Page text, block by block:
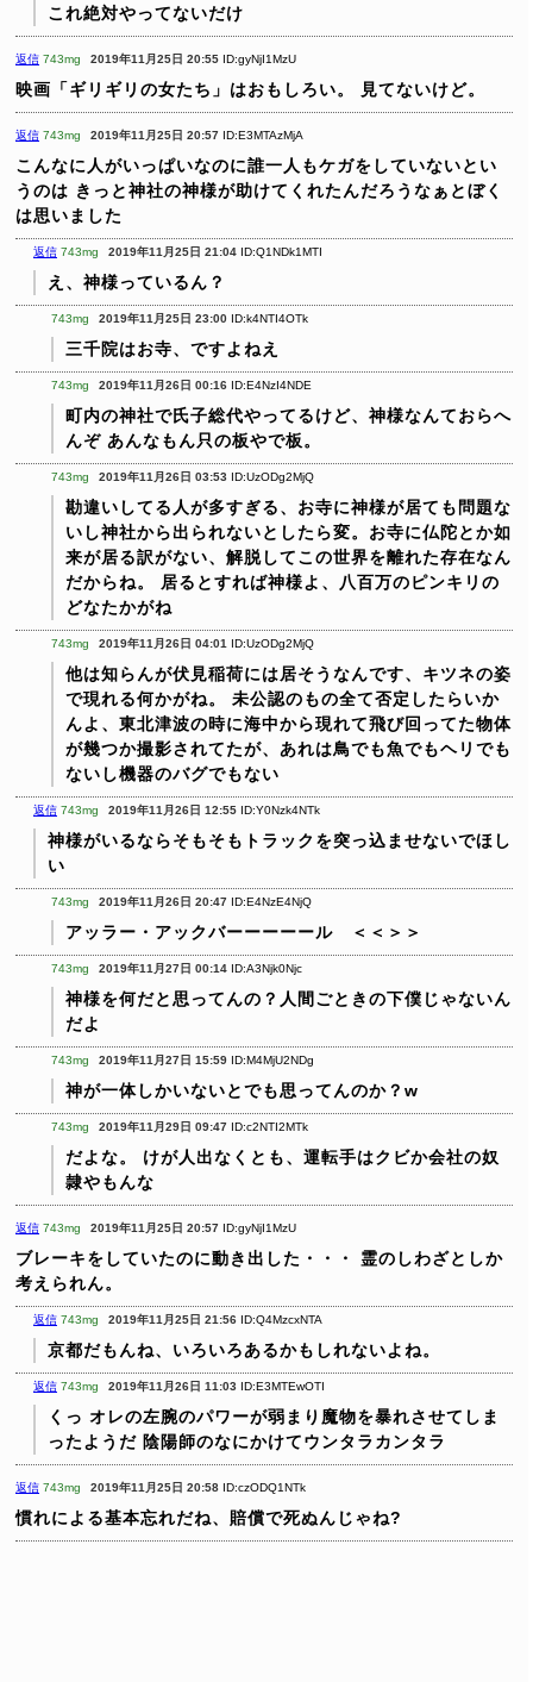
これ絶対やってないだけ
返信 743mg 2019年11月25日 20:55 ID:gyNjI1MzU
映画「ギリギリの女たち」はおもしろい。 見てないけど。
返信 743mg 2019年11月25日 20:57 ID:E3MTAzMjA
こんなに人がいっぱいなのに誰一人もケガをしていないとい
うのは きっと神社の神様が助けてくれたんだろうなぁとぼく
は思いました
返信 743mg 2019年11月25日 21:04 ID:Q1NDk1MTI
え、神様っているん？
743mg 2019年11月25日 23:00 ID:k4NTI4OTk
三千院はお寺、ですよねえ
743mg 2019年11月26日 00:16 ID:E4NzI4NDE
町内の神社で氏子総代やってるけど、神様なんておらへ
んぞ あんなもん只の板やで板。
743mg 2019年11月26日 03:53 ID:UzODg2MjQ
勘違いしてる人が多すぎる、お寺に神様が居ても問題な
いし神社から出られないとしたら変。お寺に仏陀とか如
来が居る訳がない、解脱してこの世界を離れた存在なん
だからね。
居るとすれば神様よ、八百万のピンキリの
どなたかがね
743mg 2019年11月26日 04:01 ID:UzODg2MjQ
他は知らんが伏見稲荷には居そうなんです、キツネの姿
で現れる何かがね。
未公認のもの全て否定したらいか
んよ、東北津波の時に海中から現れて飛び回ってた物体
が幾つか撮影されてたが、あれは鳥でも魚でもヘリでも
ないし機器のバグでもない
返信 743mg 2019年11月26日 12:55 ID:Y0Nzk4NTk
神様がいるならそもそもトラックを突っ込ませないでほし
い
743mg 2019年11月26日 20:47 ID:E4NzE4NjQ
アッラー・アックバーーーーール ＜＜＞＞
743mg 2019年11月27日 00:14 ID:A3Njk0Njc
神様を何だと思ってんの？人間ごときの下僕じゃないん
だよ
743mg 2019年11月27日 15:59 ID:M4MjU2NDg
神が一体しかいないとでも思ってんのか？w
743mg 2019年11月29日 09:47 ID:c2NTI2MTk
だよな。
けが人出なくとも、運転手はクビか会社の奴
隷やもんな
返信 743mg 2019年11月25日 20:57 ID:gyNjI1MzU
ブレーキをしていたのに動き出した・・・
霊のしわざとしか
考えられん。
返信 743mg 2019年11月25日 21:56 ID:Q4MzcxNTA
京都だもんね、いろいろあるかもしれないよね。
返信 743mg 2019年11月26日 11:03 ID:E3MTEwOTI
くっ オレの左腕のパワーが弱まり魔物を暴れさせてしま
ったようだ 陰陽師のなにかけてウンタラカンタラ
返信 743mg 2019年11月25日 20:58 ID:czODQ1NTk
慣れによる基本忘れだね、賠償で死ぬんじゃね?